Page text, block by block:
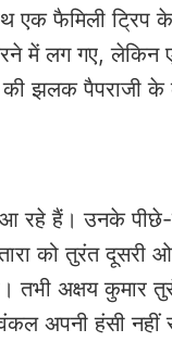
एक फैमिली ट्रिप के
में लग गए, लेकिन
की झलक पैपराजी के
आ रहे हैं। उनके
को तुरंत दूसरी
तभी अक्षय कुमार
अपनी हंसी नहीं